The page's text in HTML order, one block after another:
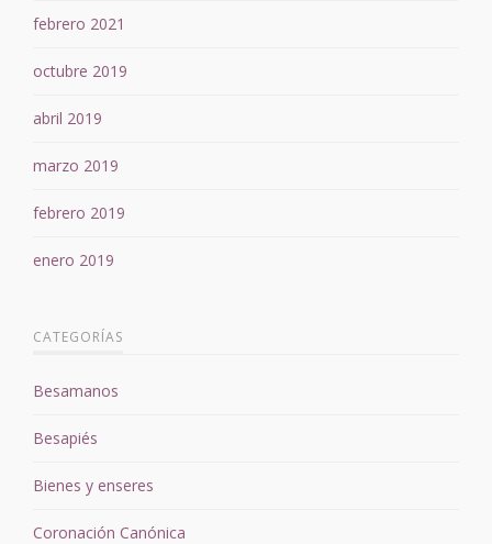
febrero 2021
octubre 2019
abril 2019
marzo 2019
febrero 2019
enero 2019
CATEGORÍAS
Besamanos
Besapiés
Bienes y enseres
Coronación Canónica